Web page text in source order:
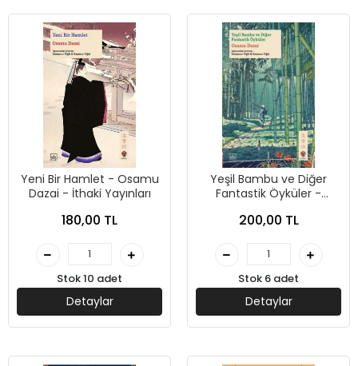
Yeni Bir Hamlet - Osamu
Dazai - İthaki Yayınları
180,00 TL
Stok 10 adet
Detaylar
Yeşil Bambu ve Diğer
Fantastik Öyküler -
Yayınları
200,00 TL
Stok 6 adet
Detaylar